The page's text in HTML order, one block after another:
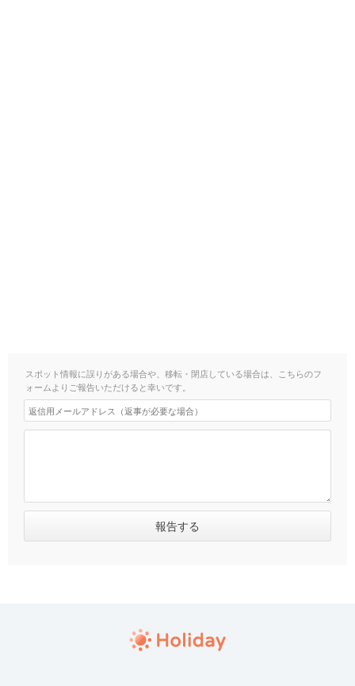
スポット情報に誤りがある場合や、移転・閉店している場合は、こちらのフ
ォームよりご報告いただけると幸いです。